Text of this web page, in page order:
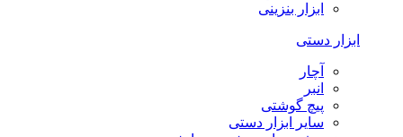
ابزار بنزینی
ابزار دستی
آچار
انبر
پیچ گوشتی
سایر ابزار دستی